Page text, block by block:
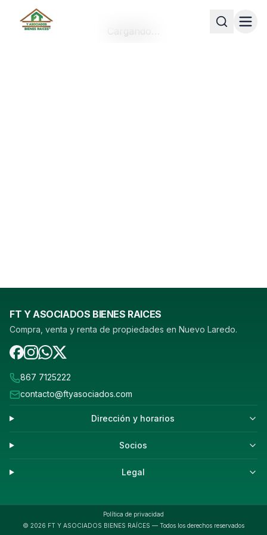
FT Y ASOCIADOS BIENES RAICES
Compra, venta y renta de propiedades en Nuevo Laredo.
867 7125222
contacto@ftyasociados.com
Dirección y horarios
Socios
Legal
Política de privacidad
© 2026 FT Y ASOCIADOS BIENES RAÍCES — Todos los derechos reservados